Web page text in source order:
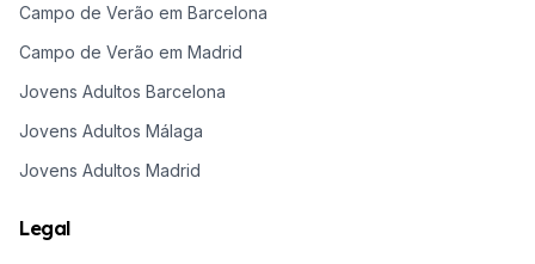
Campo de Verão em Barcelona
Campo de Verão em Madrid
Jovens Adultos Barcelona
Jovens Adultos Málaga
Jovens Adultos Madrid
Legal